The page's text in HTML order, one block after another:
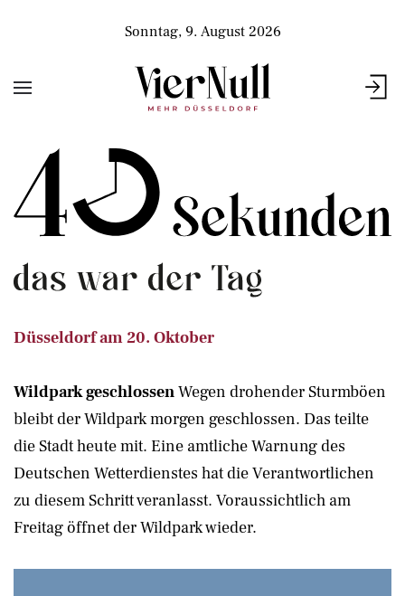
Sonntag, 9. August 2026
Düsseldorf am 20. Oktober
Wildpark geschlossenWegen drohender Sturmböen
bleibt der Wildpark morgen geschlossen. Das teilte
die Stadt heute mit. Eine amtliche Warnung des
Deutschen Wetterdienstes hat die Verantwortlichen
zu diesem Schritt veranlasst. Voraussichtlich am
Freitag öffnet der Wildpark wieder.